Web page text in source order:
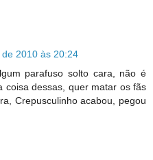
2010 às 20:24
parafuso solto cara, não é
coisa dessas, quer matar os fãs
Crepusculinho acabou, pegou